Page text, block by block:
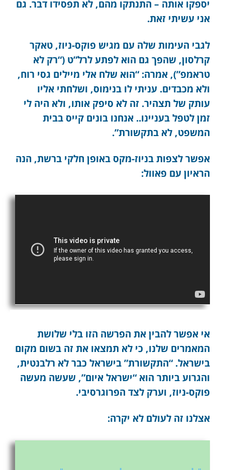
יספקו אותה – התנתקו מהם, לא תפסידו דבר. גם
אני עשיתי זאת.
לגבי העימות שלה עם מגיש פוקס-ניוז, טאקר
קרלסון, שהפך גם הוא לפתע לרל”ט (“רק לא
טראמפ”), אמרה: “הוא שלח אלי מיילים גסי רוח,
ולא מכבדים. עניתי לו בנימוס, ושלחתי אליו
עותק של תצהיר. זה לא סיפק אותו, ולא היה לי
זמן לטפל בעניינו.. אנחנו בונים קייס בבית
המשפט, לא בתקשורת”.
אפשר לצפות בניוז-מקס באופן חלקי ברשת, הנה
הראיון עם פאוול:
אי אפשר להבין את הפרשה הזו בלי שלושת
המאמרים שלנו, כי לא תמצאו את זה בשום מקום
בישראל. “התקשורת” בישראל כבר לא רלבנטית,
והגרוע ביותר הוא “ישראל איום”, שעשה מעשה
פוקס-ניוז, וערק לצד הפרוגרסיבי.
אצלנו זה לעולם לא יקרה: